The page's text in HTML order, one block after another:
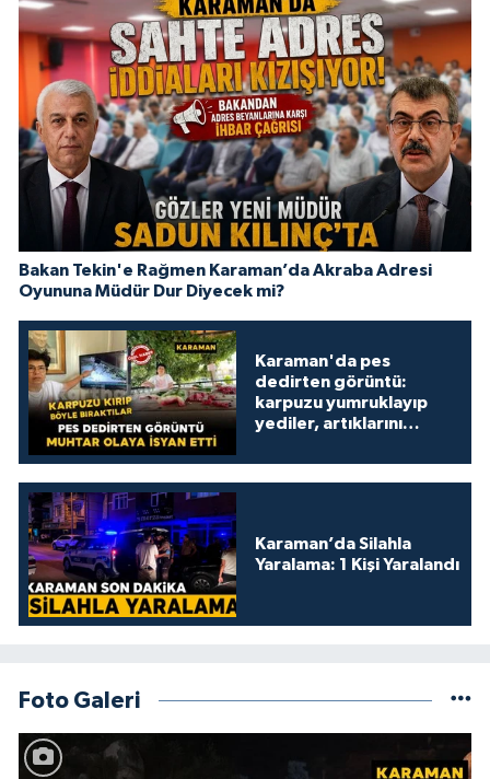
Bakan Tekin'e Rağmen Karaman’da Akraba Adresi
Oyununa Müdür Dur Diyecek mi?
Karaman'da pes
dedirten görüntü:
karpuzu yumruklayıp
yediler, artıklarını
Karaman’da Silahla
Yaralama: 1 Kişi Yaralandı
Foto Galeri